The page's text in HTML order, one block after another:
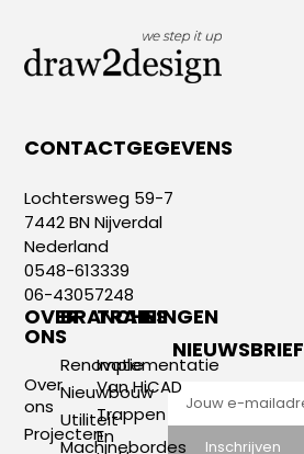
CONTACTGEGEVENS
Lochtersweg 59-7
7442 BN Nijverdal
Nederland
0548-613339
06-43057248
OVER
ONS
Over
ons
Projecten
BRANCHES
Renovatie
Nieuwbouw
Utiliteit
Machinebordes
TRAININGEN
Implementatie
Van HiCAD
Trappen
En
NIEUWSBRIEF
Inschrijven